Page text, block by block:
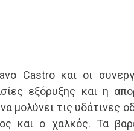
Castro και οι
εξόρυξης και η
μολύνει τις
και ο χαλκός. Τα